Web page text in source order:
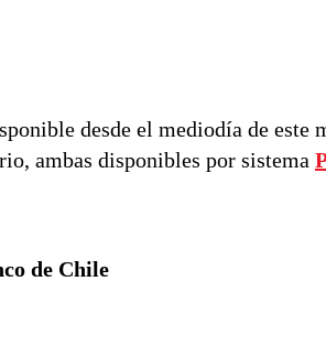
desde el mediodía de este
ambas disponibles por sistema
de Chile